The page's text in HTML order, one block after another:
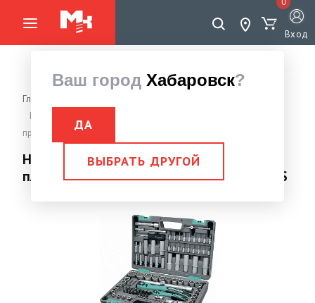
Ваш город Хабаровск?
ДА
ВЫБРАТЬ ДРУГОЙ
Вход
Главная страница
Набор инструментов, 1/2", 1/4" пластиковый кейс, 109
предметов, STELS
Набор инструментов, 1/2", 1/4"
пластиковый кейс, 109 предметов, STELS